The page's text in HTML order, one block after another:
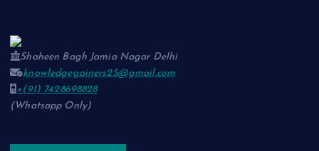
Shaheen Bagh Jamia Nagar Delhi
knowledgegainers25@gmail.com
+(91) 7428698828
(Whatsapp Only)